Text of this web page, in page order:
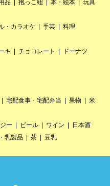
品 抱っこ紐 本・絵本
玩具
・カラオケ 手芸
料理
キ チョコレート
ドーナツ
宅配食事・宅配弁当 果物
米
ー ビール ワイン
日本酒
乳製品 茶 豆乳